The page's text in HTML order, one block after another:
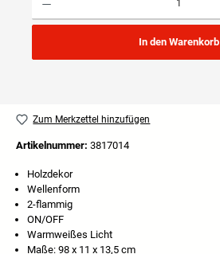
In den Warenkorb
Zum Merkzettel hinzufügen
Artikelnummer: 3817014
Holzdekor
Wellenform
2-flammig
ON/OFF
Warmweißes Licht
Maße: 98 x 11 x 13,5 cm